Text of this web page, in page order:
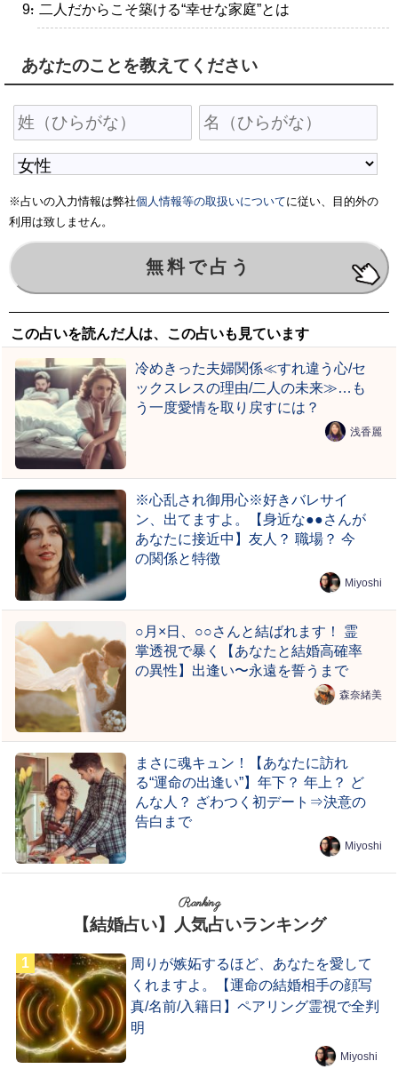
・二人だからこそ築ける“幸せな家庭”とは
あなたのことを教えてください
※占いの入力情報は弊社個人情報等の取扱いについてに従い、目的外の
利用は致しません。
この占いを読んだ人は、この占いも見ています
冷めきった夫婦関係≪すれ違う心/セ
ックスレスの理由/二人の未来≫…も
う一度愛情を取り戻すには？
浅香麗
※心乱され御用心※好きバレサイ
ン、出てますよ。【身近な●●さんが
あなたに接近中】友人？ 職場？ 今
の関係と特徴
Miyoshi
○月×日、○○さんと結ばれます！ 霊
掌透視で暴く【あなたと結婚高確率
の異性】出逢い〜永遠を誓うまで
森奈緒美
まさに魂キュン！【あなたに訪れ
る“運命の出逢い”】年下？ 年上？ ど
んな人？ ざわつく初デート⇒決意の
告白まで
Miyoshi
Ranking
【結婚占い】人気占いランキング
周りが嫉妬するほど、あなたを愛して
くれますよ。【運命の結婚相手の顔写
真/名前/入籍日】ペアリング霊視で全判
明
Miyoshi